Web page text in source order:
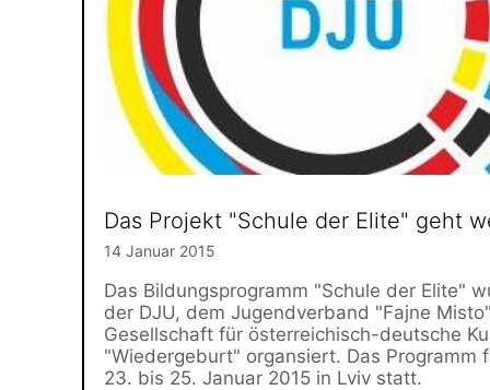
Das Projekt "Schule der Elite" geht
14 Januar 2015
Das Bildungsprogramm "Schule der Elite"
der DJU, dem Jugendverband "Fajne
Gesellschaft für österreichisch-deutsche
"Wiedergeburt" organsiert. Das Programm
23. bis 25. Januar 2015 in Lviv statt.